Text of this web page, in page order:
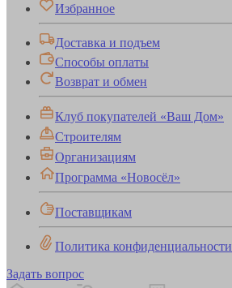
Избранное
Доставка и подъем
Способы оплаты
Возврат и обмен
Клуб покупателей «Ваш Дом»
Строителям
Организациям
Программа «Новосёл»
Поставщикам
Политика конфиденциальности
Задать вопрос